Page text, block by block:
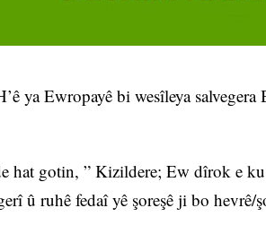
ya Ewropayê bi wesîleya
hat gotin, ” Kizildere; Ew dîrok e
û ruhê fedaî yê şoreşê ji bo hevrê/